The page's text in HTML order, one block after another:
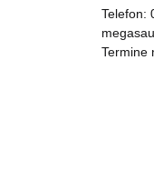
Telefon:
Termine